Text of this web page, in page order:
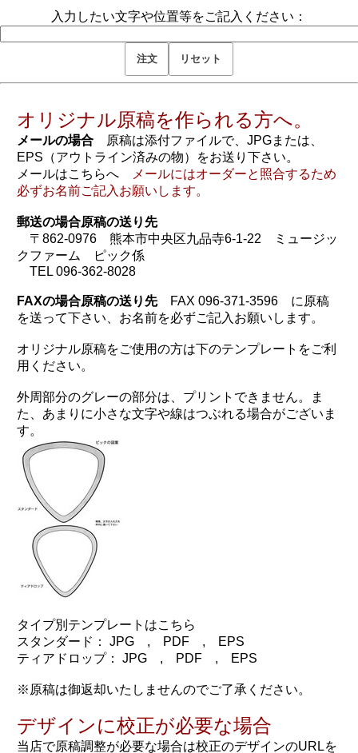
入力したい文字や位置等をご記入ください：
オリジナル原稿を作られる方へ。
メールの場合 原稿は添付ファイルで、JPGまたは、
EPS（アウトライン済みの物）をお送り下さい。
メールはこちらへ メールにはオーダーと照合するため
必ずお名前ご記入お願いします。
郵送の場合原稿の送り先
〒862-0976 熊本市中央区九品寺6-1-22 ミュージッ
クファーム ピック係
TEL 096-362-8028
FAXの場合原稿の送り先
FAX 096-371-3596 に原稿
を送って下さい、お名前を必ずご記入お願いします。
オリジナル原稿をご使用の方は下のテンプレートをご利
用ください。
外周部分のグレーの部分は、プリントできません。ま
た、あまりに小さな文字や線はつぶれる場合がございま
す。
タイプ別テンプレートはこちら
スタンダード： JPG , PDF ,
EPS
ティアドロップ： JPG , PDF , EPS
※原稿は御返却いたしませんのでご了承ください。
デザインに校正が必要な場合
当店で原稿調整が必要な場合は校正のデザインのURLを